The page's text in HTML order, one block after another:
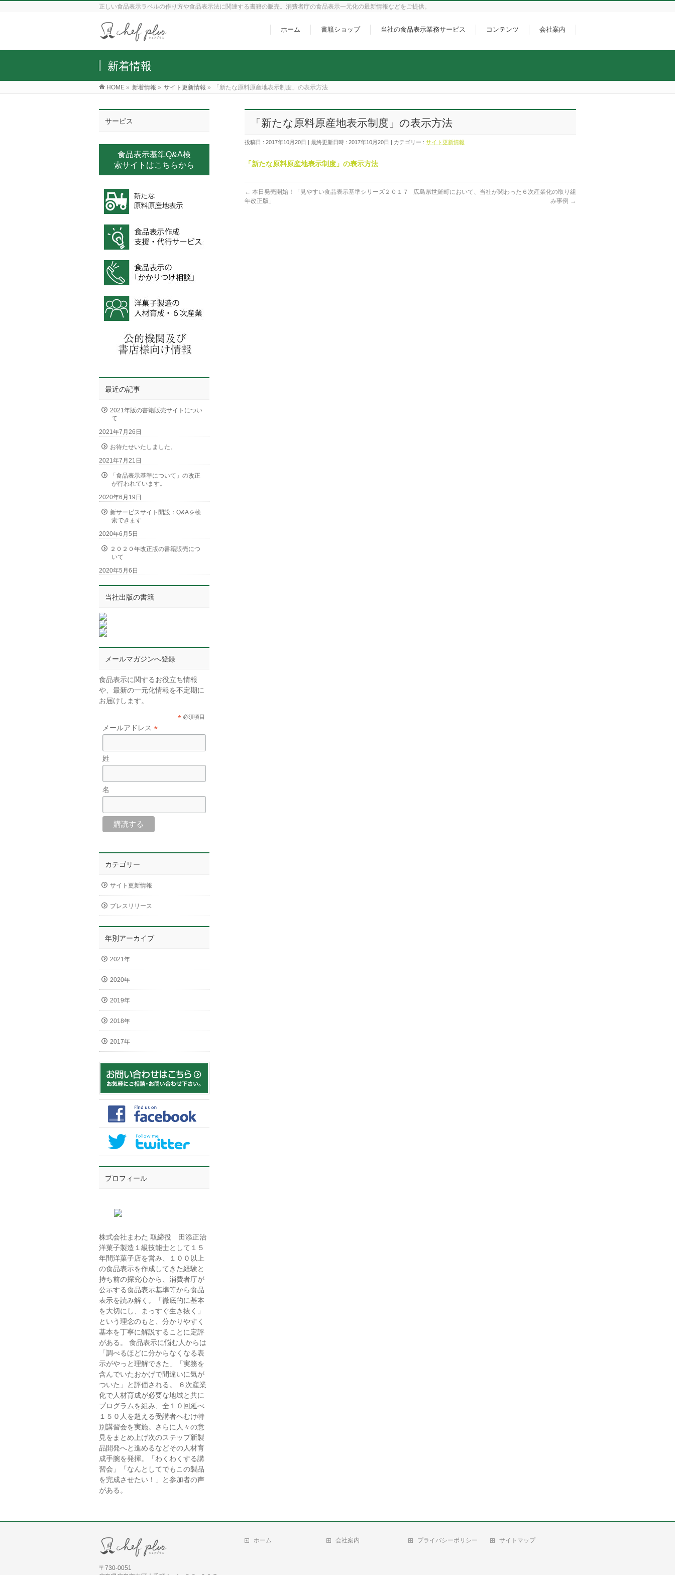
正しい食品表示ラベルの作り方や食品表示法に関連する書籍の販売。消費者庁の食品表示一元化の最新情報などをご提供。
ホーム 書籍ショップ 当社の食品表示業務サービス コンテンツ 会社案内
新着情報
HOME » 新着情報 » サイト更新情報 » 「新たな原料原産地表示制度」の表示方法
「新たな原料原産地表示制度」の表示方法
投稿日 : 2017年10月20日 最終更新日時 : 2017年10月20日 カテゴリー : サイト更新情報
「新たな原料原産地表示制度」の表示方法
← 本日発売開始！「見やすい食品表示基準シリーズ２０１７
年改正版」
広島県世羅町において、当社が関わった６次産業化の取り組
み事例 →
サービス
食品表示基準Q&A検
索サイトはこちらから
最近の記事
2021年版の書籍販売サイトについ
て
2021年7月26日
お待たせいたしました。
2021年7月21日
「食品表示基準について」の改正
が行われています。
2020年6月19日
新サービスサイト開設：Q&Aを検
索できます
2020年6月5日
２０２０年改正版の書籍販売につ
いて
2020年5月6日
当社出版の書籍
メールマガジンへ登録
食品表示に関するお役立ち情報
や、最新の一元化情報を不定期に
お届けします。
* 必須項目
メールアドレス *
姓
名
カテゴリー
サイト更新情報
プレスリリース
年別アーカイブ
2021年
2020年
2019年
2018年
2017年
プロフィール
株式会社まわた 取締役 田添正治
洋菓子製造１級技能士として１５
年間洋菓子店を営み、１００以上
の食品表示を作成してきた経験と
持ち前の探究心から、消費者庁が
公示する食品表示基準等から食品
表示を読み解く。「徹底的に基本
を大切にし、まっすぐ生き抜く」
という理念のもと、分かりやすく
基本を丁寧に解説することに定評
がある。 食品表示に悩む人からは
「調べるほどに分からなくなる表
示がやっと理解できた」「実務を
含んでいたおかげで間違いに気が
ついた」と評価される。 ６次産業
化で人材育成が必要な地域と共に
プログラムを組み、全１０回延べ
１５０人を超える受講者へむけ特
別講習会を実施。さらに人々の意
見をまとめ上げ次のステップ新製
品開発へと進めるなどその人材育
成手腕を発揮。「わくわくする講
習会」「なんとしてでもこの製品
を完成させたい！」と参加者の声
がある。
〒730-0051
ホーム 会社案内 プライバシーポリシー サイトマップ